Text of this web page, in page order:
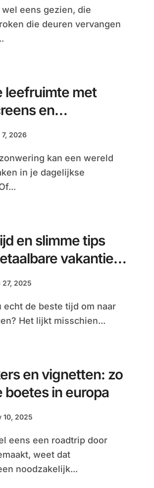
die deuren vervangen
leefruimte met
en
7, 2026
in je dagelijkse
en slimme tips
vakantie
27, 2025
Het lijkt misschien...
en vignetten: zo
boetes in europa
10, 2025
weet dat
noodzakelijk...